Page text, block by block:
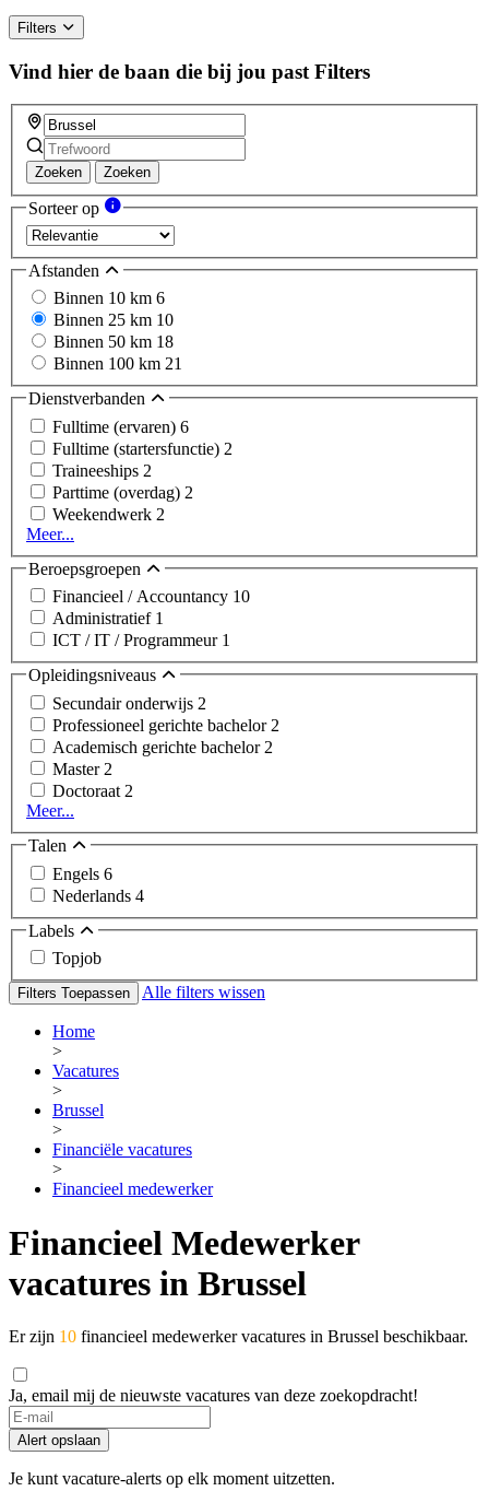
Filters
Vind hier de baan die bij jou past Filters
Zoeken Zoeken
Sorteer op
Afstanden
Binnen 10 km 6
Binnen 25 km 10
Binnen 50 km 18
Binnen 100 km 21
Dienstverbanden
Fulltime (ervaren) 6
Fulltime (startersfunctie) 2
Traineeships 2
Parttime (overdag) 2
Weekendwerk 2
Meer...
Beroepsgroepen
Financieel / Accountancy 10
Administratief 1
ICT / IT / Programmeur 1
Opleidingsniveaus
Secundair onderwijs 2
Professioneel gerichte bachelor 2
Academisch gerichte bachelor 2
Master 2
Doctoraat 2
Meer...
Talen
Engels 6
Nederlands 4
Labels
Topjob
Filters Toepassen Alle filters wissen
Home
>
Vacatures
>
Brussel
>
Financiële vacatures
>
Financieel medewerker
Financieel Medewerker
vacatures in Brussel
Er zijn 10 financieel medewerker vacatures in Brussel beschikbaar.
Ja, email mij de nieuwste vacatures van deze zoekopdracht!
If
you
are
a
Alert opslaan
Je kunt vacature-alerts op elk moment uitzetten.